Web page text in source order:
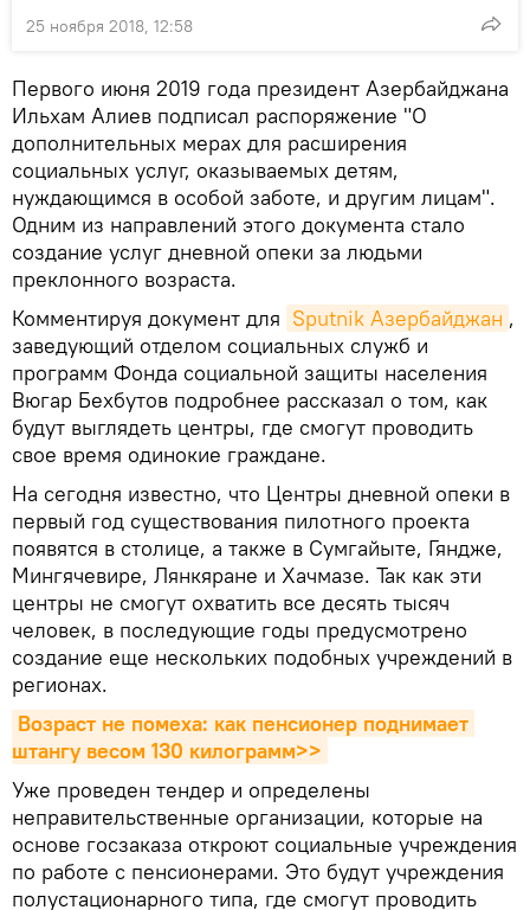
25 ноября 2018, 12:58
Первого июня 2019 года президент Азербайджана
Ильхам Алиев подписал распоряжение "О
дополнительных мерах для расширения
социальных услуг, оказываемых детям,
нуждающимся в особой заботе, и другим лицам".
Одним из направлений этого документа стало
создание услуг дневной опеки за людьми
преклонного возраста.
Комментируя документ для Sputnik Азербайджан ,
заведующий отделом социальных служб и
программ Фонда социальной защиты населения
Вюгар Бехбутов подробнее рассказал о том, как
будут выглядеть центры, где смогут проводить
свое время одинокие граждане.
На сегодня известно, что Центры дневной опеки в
первый год существования пилотного проекта
появятся в столице, а также в Сумгайыте, Гяндже,
Мингячевире, Лянкяране и Хачмазе. Так как эти
центры не смогут охватить все десять тысяч
человек, в последующие годы предусмотрено
создание еще нескольких подобных учреждений в
регионах.
Возраст не помеха: как пенсионер поднимает
штангу весом 130 килограмм>>
Уже проведен тендер и определены
неправительственные организации, которые на
основе госзаказа откроют социальные учреждения
по работе с пенсионерами. Это будут учреждения
полустационарного типа, где смогут проводить